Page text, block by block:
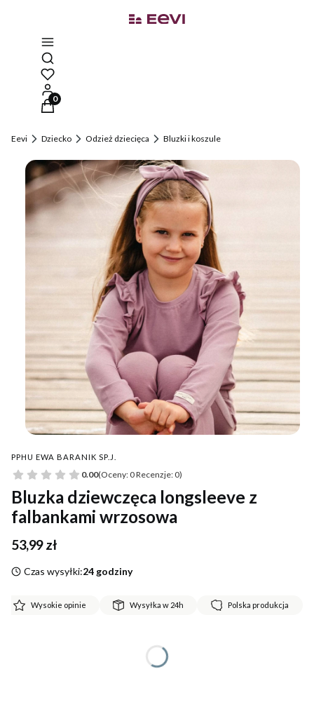
Otwórz wyszukiwarkę
Produkty w koszyku: 0. Zobacz szczegóły
Eevi Dziecko Odzież dziecięca Bluzki i koszule
PPHU EWA BARANIK SP.J.
0.00(Oceny: 0 Recenzje: 0)
Bluzka dziewczęca longsleeve z
falbankami wrzosowa
Cena
53,99 zł
Czas wysyłki:24 godziny
Wysokie opinie Wysyłka w 24h Polska produkcja